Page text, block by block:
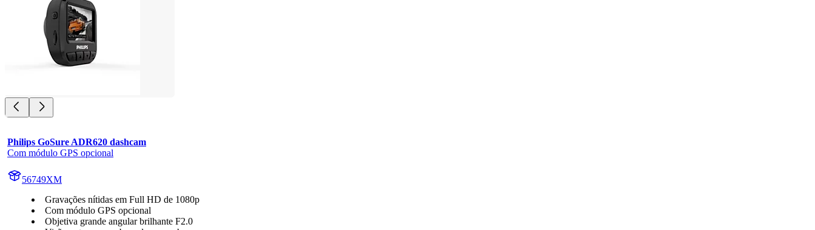
Philips GoSure ADR620 dashcam
Com módulo GPS opcional
56749XM
Gravações nítidas em Full HD de 1080p
Com módulo GPS opcional
Objetiva grande angular brilhante F2.0